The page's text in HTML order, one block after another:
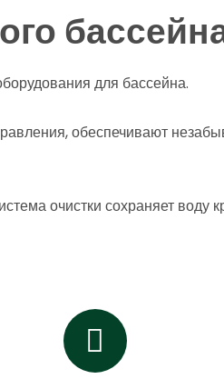
для бассейна.
обеспечивают
очистки сохраняет воду